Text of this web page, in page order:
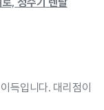
득입니다. 대리점이